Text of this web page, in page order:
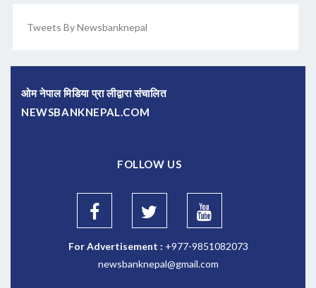
Tweets By Newsbanknepal
ओम नेपाल मिडिया प्रा लीद्वारा संचालित
NEWSBANKNEPAL.COM
FOLLOW US
For Advertisement : +977-9851082073
newsbanknepal@gmail.com